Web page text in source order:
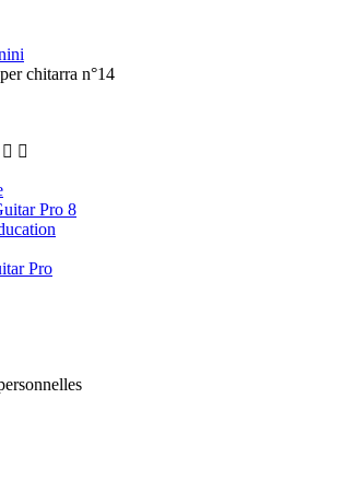
chitarra n°14
 
Pro 8
Pro